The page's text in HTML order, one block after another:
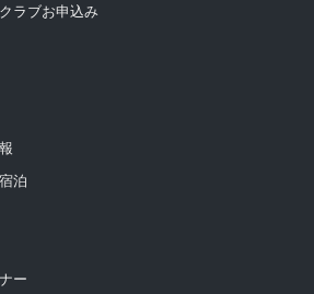
ラブお申込み
泊
ー